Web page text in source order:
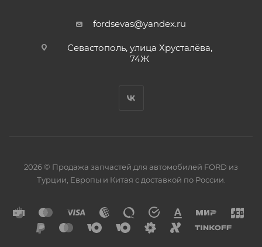
fordsevas@yandex.ru
Севастополь, улица Хрусталёва,
74Ж
2026 © Продажа запчастей для автомобилей FORD из
Турции, Европы и Китая с доставкой по России.